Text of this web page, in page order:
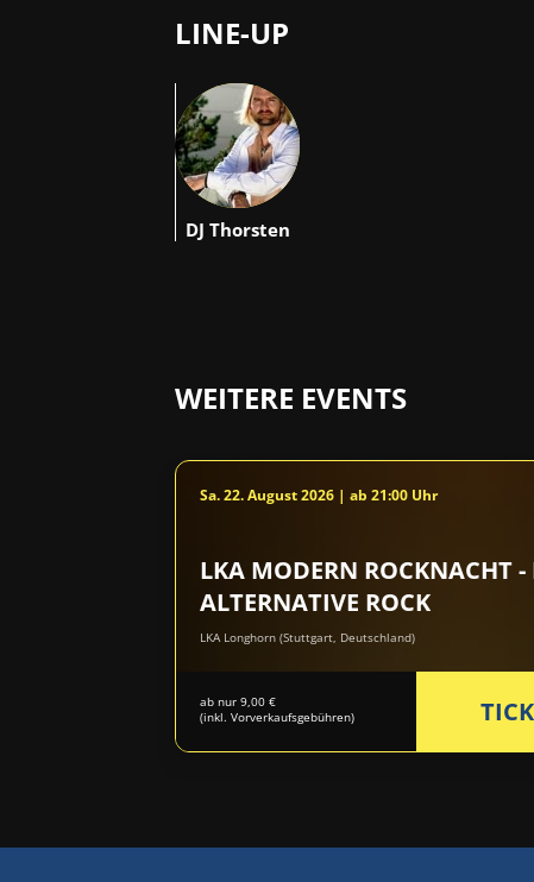
LINE-UP
DT
DJ Thorsten
WEITERE EVENTS
Sa. 22. August 2026 | ab 21:00 Uhr
LKA MODERN ROCKNACHT
ALTERNATIVE ROCK
LKA Longhorn (Stuttgart, Deutschland)
ab nur 9,00 €
(inkl. Vorverkaufsgebühren)